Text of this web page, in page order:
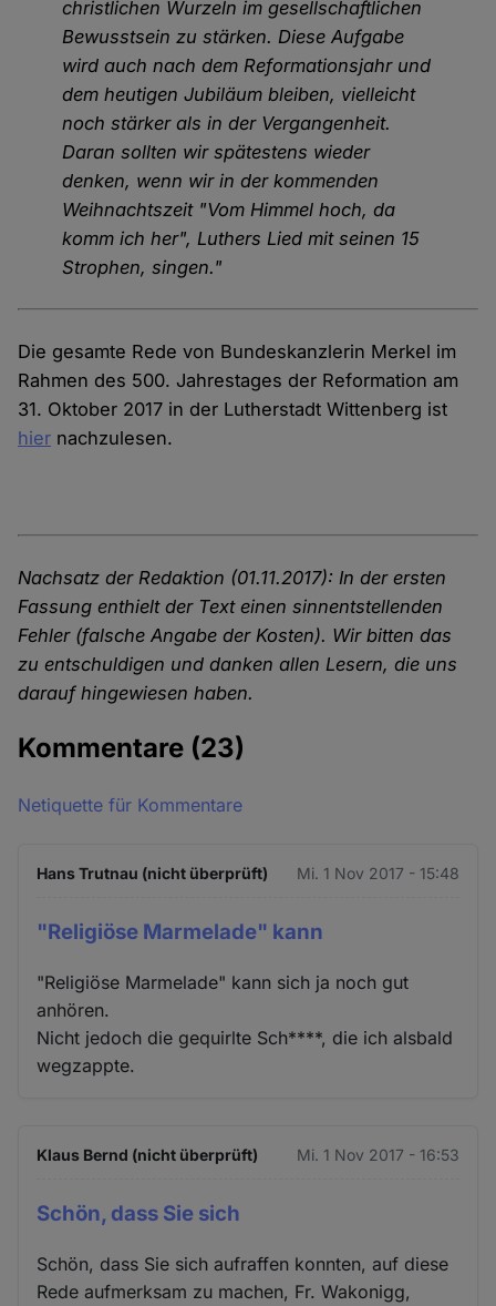
christlichen Wurzeln im gesellschaftlichen
Bewusstsein zu stärken. Diese Aufgabe
wird auch nach dem Reformationsjahr und
dem heutigen Jubiläum bleiben, vielleicht
noch stärker als in der Vergangenheit.
Daran sollten wir spätestens wieder
denken, wenn wir in der kommenden
Weihnachtszeit "Vom Himmel hoch, da
komm ich her", Luthers Lied mit seinen 15
Strophen, singen."
Die gesamte Rede von Bundeskanzlerin Merkel im
Rahmen des 500. Jahrestages der Reformation am
31. Oktober 2017 in der Lutherstadt Wittenberg ist
hier nachzulesen.
Nachsatz der Redaktion (01.11.2017): In der ersten
Fassung enthielt der Text einen sinnentstellenden
Fehler (falsche Angabe der Kosten). Wir bitten das
zu entschuldigen und danken allen Lesern, die uns
darauf hingewiesen haben.
Kommentare (23)
Netiquette für Kommentare
Hans Trutnau (nicht überprüft) Mi. 1 Nov 2017 - 15:48
"Religiöse Marmelade" kann
"Religiöse Marmelade" kann sich ja noch gut
anhören.
Nicht jedoch die gequirlte Sch****, die ich alsbald
wegzappte.
Klaus Bernd (nicht überprüft) Mi. 1 Nov 2017 - 16:53
Schön, dass Sie sich
Schön, dass Sie sich aufraffen konnten, auf diese
Rede aufmerksam zu machen, Fr. Wakonigg,